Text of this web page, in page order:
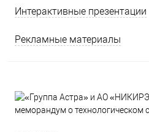
Интерактивные презентации
Рекламные материалы